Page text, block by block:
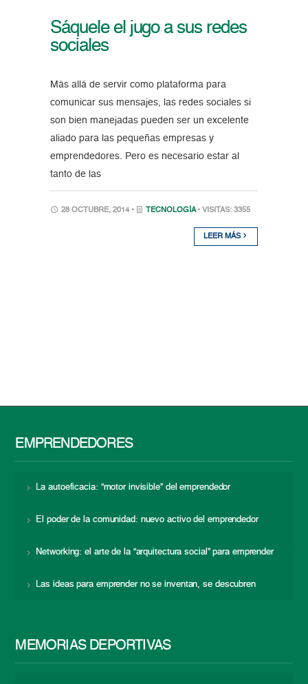
Sáquele el jugo a sus redes
sociales
Más allá de servir como plataforma para
comunicar sus mensajes, las redes sociales si
son bien manejadas pueden ser un excelente
aliado para las pequeñas empresas y
emprendedores. Pero es necesario estar al
tanto de las
28 OCTUBRE, 2014 • TECNOLOGÍA • VISITAS: 3355
LEER MÁS
EMPRENDEDORES
La autoeficacia: “motor invisible” del emprendedor
El poder de la comunidad: nuevo activo del emprendedor
Networking: el arte de la “arquitectura social” para emprender
Las ideas para emprender no se inventan, se descubren
MEMORIAS DEPORTIVAS